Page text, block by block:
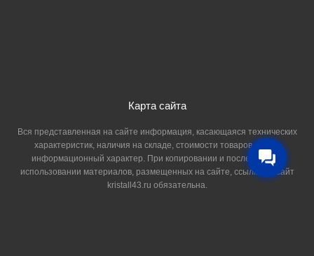
Карта сайта
Вся представленная на сайте информация, касающаяся технических
характеристик, наличия на складе, стоимости товаров, носит
информационный характер. При копировании и последующем
использовании материалов, размещенных на сайте, ссылка на сайт
kristall43.ru обязательна.